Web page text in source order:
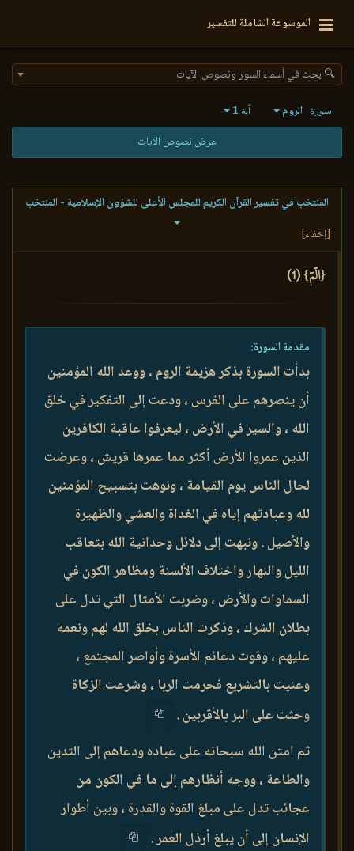
الموسوعة الشاملة للتفسير
🔍 بحث في أسماء السور ونصوص الآيات
سورة الروم آية 1
عرض نصوص الآيات
المنتخب في تفسير القرآن الكريم للمجلس الأعلى للشؤون الإسلامية - المنتخب
[إخفاء]
{الٓمٓ} (1)
مقدمة السورة:
بدأت السورة بذكر هزيمة الروم ، ووعد الله المؤمنين
أن ينصرهم على الفرس ، ودعت إلى التفكير في خلق
الله ، والسير في الأرض ، ليعرفوا عاقبة الكافرين
الذين عمروا الأرض أكثر مما عمرها قريش ، وعرضت
لحال الناس يوم القيامة ، ونوهت بتسبيح المؤمنين
لله وعبادتهم إياه في الغداة والعشي والظهيرة
والأصيل . ونبهت إلى دلائل وحدانية الله بتعاقب
الليل والنهار واختلاف الألسنة ومظاهر الكون في
السماوات والأرض ، وضربت الأمثال التي تدل على
بطلان الشرك ، وذكرت الناس بخلق الله لهم ونعمه
عليهم ، وقوت دعائم الأسرة وأواصر المجتمع ،
وعنيت بالتشريع فحرمت الربا ، وشرعت الزكاة
وحثت على البر بالأقربين .
ثم امتن الله سبحانه على عباده ودعاهم إلى التدين
والطاعة ، ووجه أنظارهم إلى ما في الكون من
عجائب تدل على مبلغ القوة والقدرة ، وبين أطوار
الإنسان إلى أن يبلغ أرذل العمر .